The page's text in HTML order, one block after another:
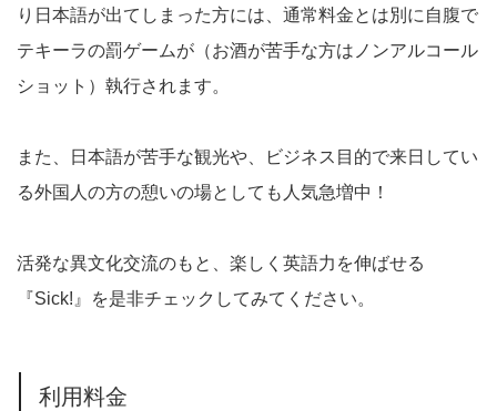
り日本語が出てしまった方には、通常料金とは別に自腹で
テキーラの罰ゲームが（お酒が苦手な方はノンアルコール
ショット）執行されます。
また、日本語が苦手な観光や、ビジネス目的で来日してい
る外国人の方の憩いの場としても人気急増中！
活発な異文化交流のもと、楽しく英語力を伸ばせる
『Sick!』を是非チェックしてみてください。
利用料金